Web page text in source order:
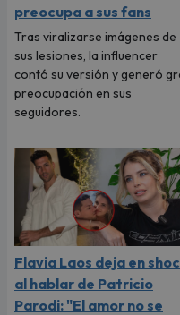
preocupa a sus fans
Tras viralizarse imágenes de
sus lesiones, la influencer
contó su versión y generó
preocupación en sus
seguidores.
Flavia Laos deja en
al hablar de Patricio
Parodi: "El amor no se